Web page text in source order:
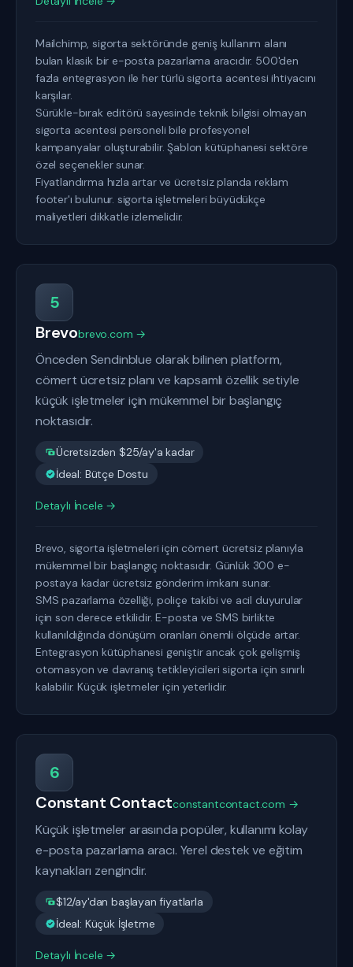
Mailchimp, sigorta sektöründe geniş kullanım alanı
bulan klasik bir e-posta pazarlama aracıdır. 500'den
fazla entegrasyon ile her türlü sigorta acentesi ihtiyacını
karşılar.
Sürükle-bırak editörü sayesinde teknik bilgisi olmayan
sigorta acentesi personeli bile profesyonel
kampanyalar oluşturabilir. Şablon kütüphanesi sektöre
özel seçenekler sunar.
Fiyatlandırma hızla artar ve ücretsiz planda reklam
footer'ı bulunur. sigorta işletmeleri büyüdükçe
maliyetleri dikkatle izlemelidir.
5
Brevobrevo.com →
Önceden Sendinblue olarak bilinen platform,
cömert ücretsiz planı ve kapsamlı özellik setiyle
küçük işletmeler için mükemmel bir başlangıç
noktasıdır.
Ücretsizden $25/ay'a kadar
İdeal: Bütçe Dostu
Detaylı İncele →
Brevo, sigorta işletmeleri için cömert ücretsiz planıyla
mükemmel bir başlangıç noktasıdır. Günlük 300 e-
postaya kadar ücretsiz gönderim imkanı sunar.
SMS pazarlama özelliği, poliçe takibi ve acil duyurular
için son derece etkilidir. E-posta ve SMS birlikte
kullanıldığında dönüşüm oranları önemli ölçüde artar.
Entegrasyon kütüphanesi geniştir ancak çok gelişmiş
otomasyon ve davranış tetikleyicileri sigorta için sınırlı
kalabilir. Küçük işletmeler için yeterlidir.
6
Constant Contactconstantcontact.com →
Küçük işletmeler arasında popüler, kullanımı kolay
e-posta pazarlama aracı. Yerel destek ve eğitim
kaynakları zengindir.
$12/ay'dan başlayan fiyatlarla
İdeal: Küçük İşletme
Detaylı İncele →